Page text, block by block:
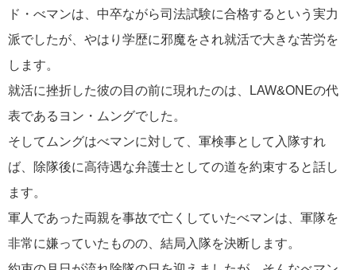
ド・べマンは、中卒ながら司法試験に合格するという実力
派でしたが、やはり学歴に邪魔をされ就活で大きな苦労を
します。
就活に挫折した彼の目の前に現れたのは、LAW&ONEの代
表であるヨン・ムングでした。
そしてムングはべマンに対して、軍検事として入隊すれ
ば、除隊後に高待遇な弁護士としての道を約束すると話し
ます。
軍人であった両親を事故で亡くしていたべマンは、軍隊を
非常に嫌っていたものの、結局入隊を決断します。